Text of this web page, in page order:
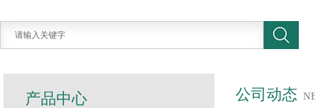
公司动态
产品中心